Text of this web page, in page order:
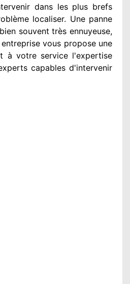
dans les plus brefs
localiser. Une panne
souvent très ennuyeuse,
vous propose une
à votre servicel'expertise
capables d'intervenir